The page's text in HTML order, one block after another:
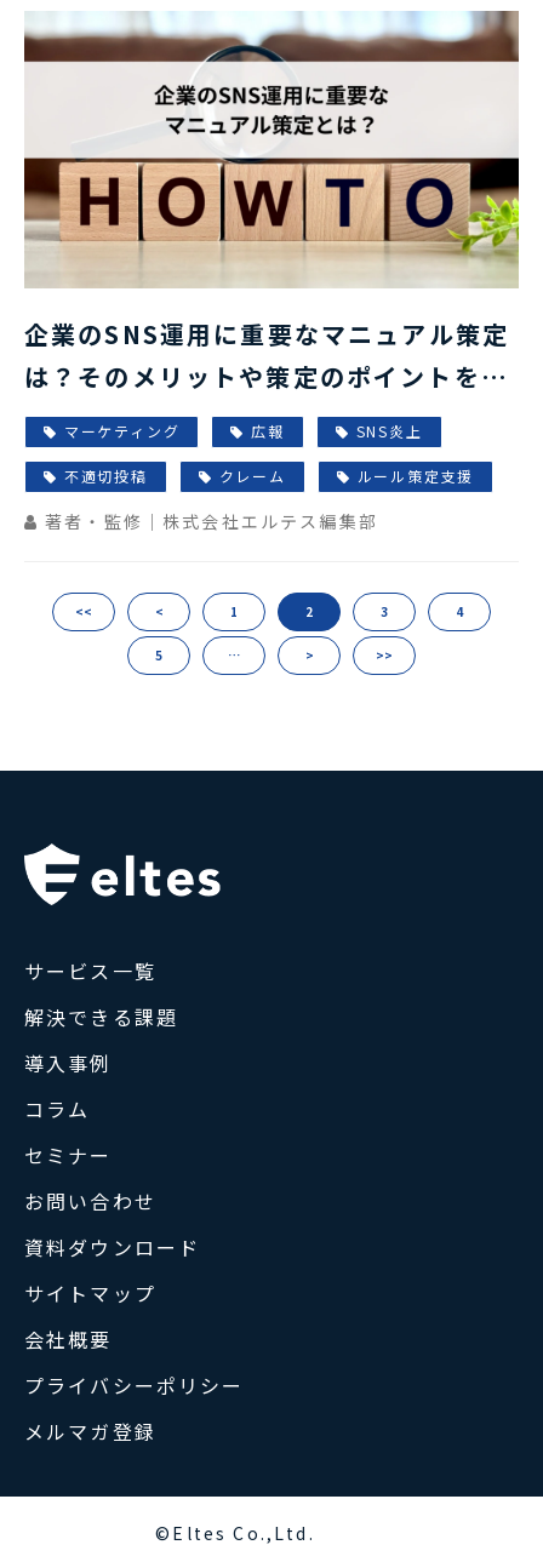
企業のSNS運用に重要なマニュアル策定
は？そのメリットや策定のポイントを解
説！マーケティング 広報 SNS炎上
不適切投稿 クレーム ルール策定支援
著者・監修｜株式会社エルテス編集部
<< < 1 2 3 4
5 … > >>
サービス一覧
解決できる課題
導入事例
コラム
セミナー
お問い合わせ
資料ダウンロード
サイトマップ
会社概要
プライバシーポリシー
メルマガ登録
©Eltes Co.,Ltd.